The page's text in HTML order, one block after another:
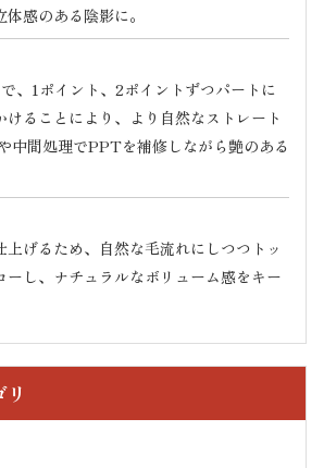
感のある陰影に。
、1ポイント、2ポイントずつパートに
ることにより、より自然なストレート
中間処理でPPTを補修しながら艶のある
上げるため、自然な毛流れにしつつトッ
ーし、ナチュラルなボリューム感をキー